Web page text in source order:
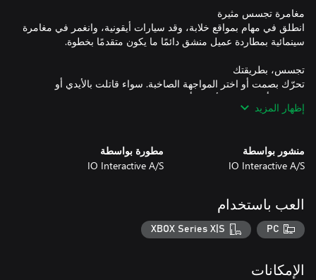
انطلق في مهام بمواقع خلابة، وقد سيارات أيقونية، وانغمر في مغامرة
تحرّك بصمت أو اختر المواجهة الصاخبة. سواء قاتلت بالأيدي أو
تجسس لا تنتهي!
إظهار المزيد
منشور بواسطة
IO Interactive A/S
مطورة بواسطة
IO Interactive A/S
العب باستخدام
PC
XBOX Series X|S
الإمكانات